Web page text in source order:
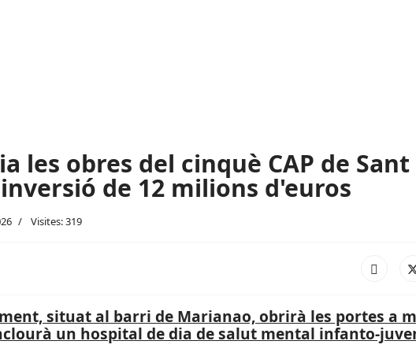
les obres del cinquè CAP de Sant
de 12 milions d'euros
Visites: 319
situat al barri de Marianao, obrirà les portes a
un hospital de dia de salut mental infanto-